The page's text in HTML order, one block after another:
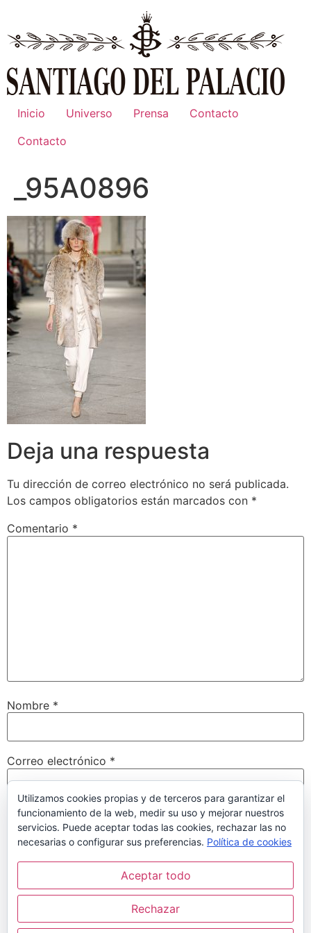
contenido
Inicio Universo Prensa
Contacto
Contacto
_95A0896
Deja una respuesta
Tu dirección de correo electrónico no será publicada.
Los campos obligatorios están marcados con *
Comentario *
Nombre *
Correo electrónico *
Web
Guarda mi nombre, correo electrónico y web en este
navegador para la próxima vez que comente.
Utilizamos cookies propias y de terceros para garantizar el
funcionamiento de la web, medir su uso y mejorar nuestros
servicios. Puede aceptar todas las cookies, rechazar las no
necesarias o configurar sus preferencias. Política de cookies
Aceptar todo
Rechazar